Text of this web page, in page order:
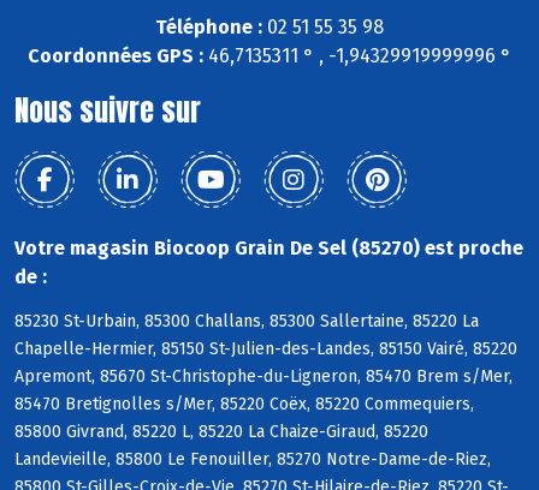
Téléphone : 02 51 55 35 98
Coordonnées GPS : 46,7135311 ° , -1,94329919999996 °
Nous suivre sur
Votre magasin Biocoop Grain De Sel (85270) est proche
de :
85230 St-Urbain, 85300 Challans, 85300 Sallertaine, 85220 La
Chapelle-Hermier, 85150 St-Julien-des-Landes, 85150 Vairé, 85220
Apremont, 85670 St-Christophe-du-Ligneron, 85470 Brem s/Mer,
85470 Bretignolles s/Mer, 85220 Coëx, 85220 Commequiers,
85800 Givrand, 85220 L, 85220 La Chaize-Giraud, 85220
Landevieille, 85800 Le Fenouiller, 85270 Notre-Dame-de-Riez,